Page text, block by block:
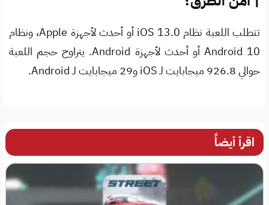
تتطلب اللعبة نظام iOS 13.0 أو أحدث لأجهزة Apple، ونظام
Android 10 أو أحدث لأجهزة Android. يتراوح حجم اللعبة
حوالي 926.8 ميجابايت لـ iOS و29 ميجابايت لـ Android.
اقرأ أيضاً